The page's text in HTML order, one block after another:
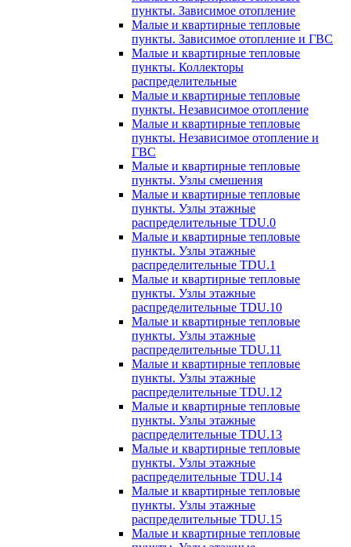
пункты. Зависимое отопление
Малые и квартирные тепловые
пункты. Зависимое отопление и ГВС
Малые и квартирные тепловые
пункты. Коллекторы
распределительные
Малые и квартирные тепловые
пункты. Независимое отопление
Малые и квартирные тепловые
пункты. Независимое отопление и
ГВС
Малые и квартирные тепловые
пункты. Узлы смешения
Малые и квартирные тепловые
пункты. Узлы этажные
распределительные TDU.0
Малые и квартирные тепловые
пункты. Узлы этажные
распределительные TDU.1
Малые и квартирные тепловые
пункты. Узлы этажные
распределительные TDU.10
Малые и квартирные тепловые
пункты. Узлы этажные
распределительные TDU.11
Малые и квартирные тепловые
пункты. Узлы этажные
распределительные TDU.12
Малые и квартирные тепловые
пункты. Узлы этажные
распределительные TDU.13
Малые и квартирные тепловые
пункты. Узлы этажные
распределительные TDU.14
Малые и квартирные тепловые
пункты. Узлы этажные
распределительные TDU.15
Малые и квартирные тепловые